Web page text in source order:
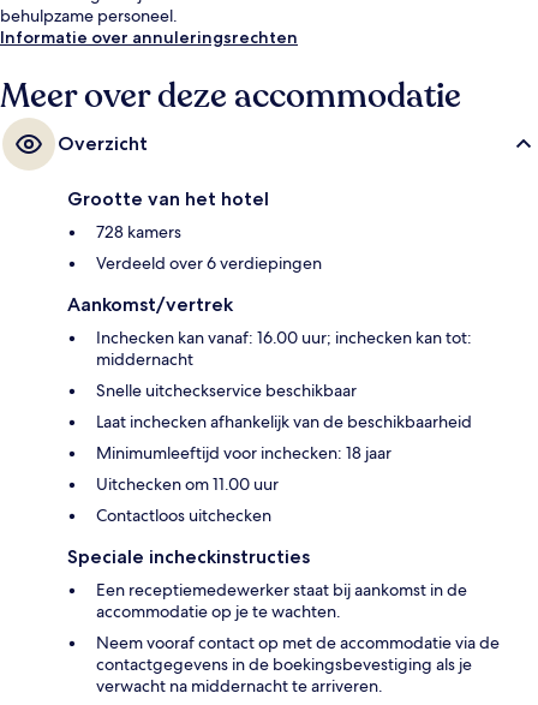
behulpzame personeel.
Informatie over annuleringsrechten
Meer over deze accommodatie
Overzicht
Grootte van het hotel
728 kamers
Verdeeld over 6 verdiepingen
Aankomst/vertrek
Inchecken kan vanaf: 16.00 uur; inchecken kan tot:
middernacht
Snelle uitcheckservice beschikbaar
Laat inchecken afhankelijk van de beschikbaarheid
Minimumleeftijd voor inchecken: 18 jaar
Uitchecken om 11.00 uur
Contactloos uitchecken
Speciale incheckinstructies
Een receptiemedewerker staat bij aankomst in de
accommodatie op je te wachten.
Neem vooraf contact op met de accommodatie via de
contactgegevens in de boekingsbevestiging als je
verwacht na middernacht te arriveren.